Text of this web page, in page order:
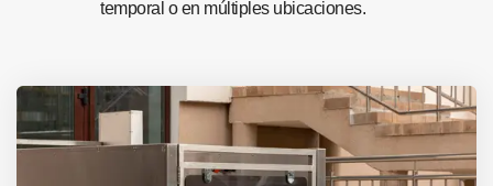
temporal o en múltiples ubicaciones.